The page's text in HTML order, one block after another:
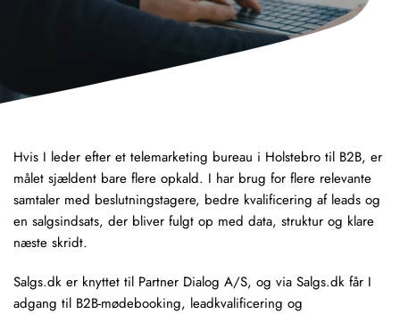
Hvis I leder efter et telemarketing bureau i Holstebro til B2B, er
målet sjældent bare flere opkald. I har brug for flere relevante
samtaler med beslutningstagere, bedre kvalificering af leads og
en salgsindsats, der bliver fulgt op med data, struktur og klare
næste skridt.
Salgs.dk er knyttet til Partner Dialog A/S, og via Salgs.dk får I
adgang til B2B-mødebooking, leadkvalificering og